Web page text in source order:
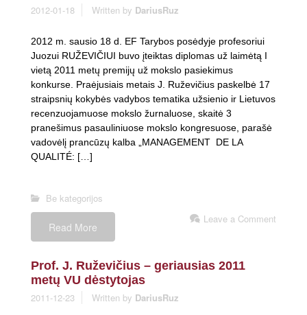
2012-01-18 Written by DariusRuz
2012 m. sausio 18 d. EF Tarybos posėdyje profesoriui
Juozui RUŽEVIČIUI buvo įteiktas diplomas už laimėtą I
vietą 2011 metų premijų už mokslo pasiekimus
konkurse. Praėjusiais metais J. Ruževičius paskelbė 17
straipsnių kokybės vadybos tematika užsienio ir Lietuvos
recenzuojamuose mokslo žurnaluose, skaitė 3
pranešimus pasauliniuose mokslo kongresuose, parašė
vadovėlį prancūzų kalba „MANAGEMENT DE LA
QUALITÉ: […]
Be kategorijos
Read More
Leave a Comment
Prof. J. Ruževičius – geriausias 2011
metų VU dėstytojas
2011-12-23 Written by DariusRuz